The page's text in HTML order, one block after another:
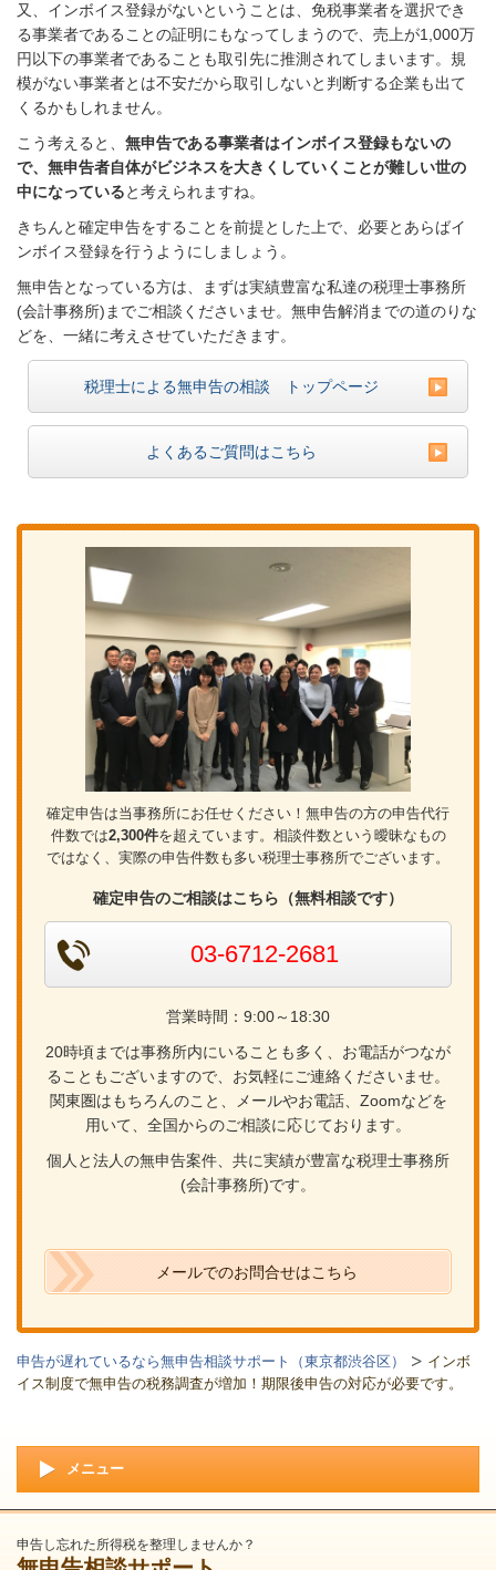
又、インボイス登録がないということは、免税事業者を選択でき
る事業者であることの証明にもなってしまうので、売上が1,000万
円以下の事業者であることも取引先に推測されてしまいます。規
模がない事業者とは不安だから取引しないと判断する企業も出て
くるかもしれません。
こう考えると、 無申告である事業者はインボイス登録もないの
で、無申告者自体がビジネスを大きくしていくことが難しい世の
中になっていると考えられますね。
きちんと確定申告をすることを前提とした上で、必要とあらばイ
ンボイス登録を行うようにしましょう。
無申告となっている方は、まずは実績豊富な私達の税理士事務所
(会計事務所)までご相談くださいませ。無申告解消までの道のりな
どを、一緒に考えさせていただきます。
税理士による無申告の相談 トップページ
よくあるご質問はこちら
確定申告は当事務所にお任せください！無申告の方の申告代行
件数では2,300件を超えています。相談件数という曖昧なもの
ではなく、実際の申告件数も多い税理士事務所でございます。
確定申告のご相談はこちら（無料相談です）
03-6712-2681
営業時間：9:00～18:30
20時頃までは事務所内にいることも多く、お電話がつなが
ることもございますので、お気軽にご連絡くださいませ。
関東圏はもちろんのこと、メールやお電話、Zoomなどを
用いて、全国からのご相談に応じております。
個人と法人の無申告案件、共に実績が豊富な税理士事務所
(会計事務所)です。
メールでのお問合せはこちら
申告が遅れているなら無申告相談サポート（東京都渋谷区）
インボ
イス制度で無申告の税務調査が増加！期限後申告の対応が必要です。
メニュー
申告し忘れた所得税を整理しませんか？